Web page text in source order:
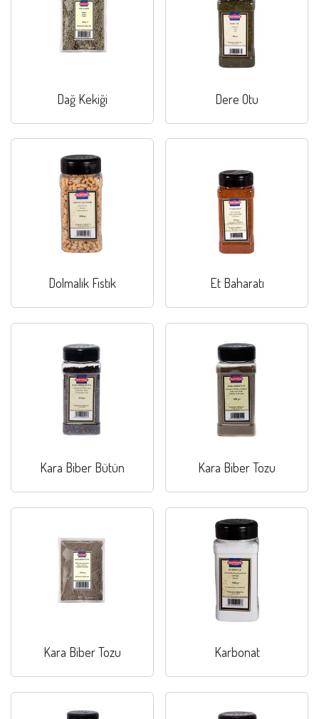
Dağ Kekiği Dere Otu
Dolmalık Fıstık Et Baharatı
Kara Biber Bütün Kara Biber Tozu
Kara Biber Tozu Karbonat